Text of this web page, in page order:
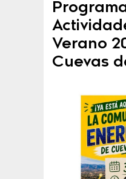
Verano
Cuevas